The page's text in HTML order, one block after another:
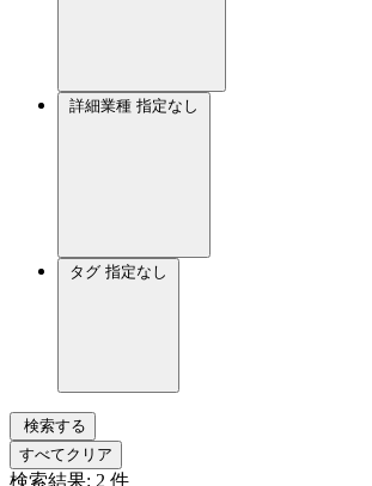
詳細業種 指定なし
タグ 指定なし
検索する
すべてクリア
検索結果: 2 件